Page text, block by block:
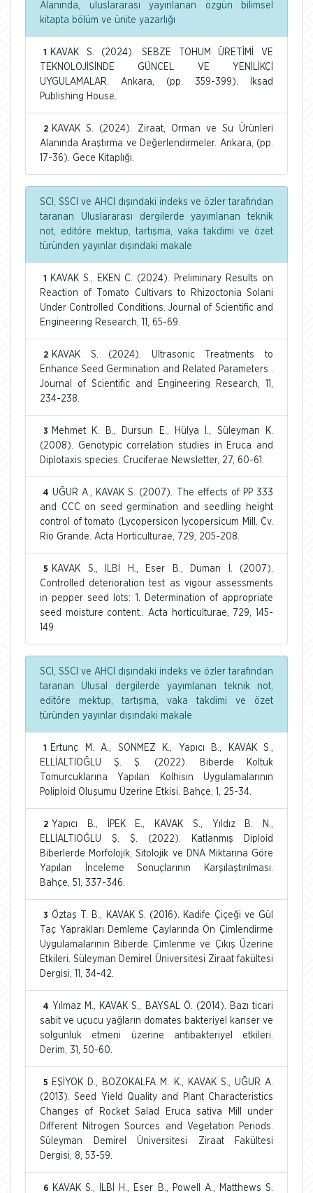
Alanında, uluslararası yayınlanan özgün bilimsel
kitapta bölüm ve ünite yazarlığı
1
KAVAK S. (2024). SEBZE TOHUM ÜRETİMİ VE
TEKNOLOJİSİNDE GÜNCEL VE YENİLİKÇİ
UYGULAMALAR. Ankara, (pp. 359-399). İksad
Publishing House.
2 KAVAK S. (2024). Ziraat, Orman ve Su Ürünleri
Alanında Araştırma ve Değerlendirmeler. Ankara, (pp.
17-36). Gece Kitaplığı.
SCI, SSCI ve AHCI dışındaki indeks ve özler tarafından
taranan Uluslararası dergilerde yayımlanan teknik
not, editöre mektup, tartışma, vaka takdimi ve özet
türünden yayınlar dışındaki makale
1
KAVAK S., EKEN C. (2024). Preliminary Results on
Reaction of Tomato Cultivars to Rhizoctonia Solani
Under Controlled Conditions. Journal of Scientific and
Engineering Research, 11, 65-69.
2 KAVAK S. (2024). Ultrasonic Treatments to
Enhance Seed Germination and Related Parameters .
Journal of Scientific and Engineering Research, 11,
234-238.
3
Mehmet K. B., Dursun E., Hülya İ., Süleyman K.
(2008). Genotypic correlation studies in Eruca and
Diplotaxis species. Cruciferae Newsletter, 27, 60-61.
4 UĞUR A., KAVAK S. (2007). The effects of PP 333
and CCC on seed germination and seedling height
control of tomato (Lycopersicon lycopersicum Mill. Cv.
Rio Grande. Acta Horticulturae, 729, 205-208.
5
KAVAK S., İLBİ H., Eser B., Duman İ. (2007).
Controlled deterioration test as vigour assessments
in pepper seed lots: 1. Determination of appropriate
seed moisture content.. Acta horticulturae, 729, 145-
149.
SCI, SSCI ve AHCI dışındaki indeks ve özler tarafından
taranan Ulusal dergilerde yayımlanan teknik not,
editöre mektup, tartışma, vaka takdimi ve özet
türünden yayınlar dışındaki makale
1
Ertunç M. A., SÖNMEZ K., Yapıcı B., KAVAK S.,
ELLİALTIOĞLU Ş. Ş. (2022). Biberde Koltuk
Tomurcuklarına Yapılan Kolhisin Uygulamalarının
Poliploid Oluşumu Üzerine Etkisi. Bahçe, 1, 25-34.
2 Yapıcı B., İPEK E., KAVAK S., Yıldız B. N.,
ELLİALTIOĞLU Ş. Ş. (2022). Katlanmış Diploid
Biberlerde Morfolojik, Sitolojik ve DNA Miktarına Göre
Yapılan İnceleme Sonuçlarının Karşılaştırılması.
Bahçe, 51, 337-346.
3 Öztaş T. B., KAVAK S. (2016). Kadife Çiçeği ve Gül
Taç Yaprakları Demleme Çaylarında Ön Çimlendirme
Uygulamalarının Biberde Çimlenme ve Çıkış Üzerine
Etkileri. Süleyman Demirel Üniversitesi Ziraat fakültesi
Dergisi, 11, 34-42.
4 Yılmaz M., KAVAK S., BAYSAL Ö. (2014). Bazı ticari
sabit ve uçucu yağların domates bakteriyel kanser ve
solgunluk etmeni üzerine antibakteriyel etkileri.
Derim, 31, 50-60.
5
EŞİYOK D., BOZOKALFA M. K., KAVAK S., UĞUR A.
(2013). Seed Yield Quality and Plant Characteristics
Changes of Rocket Salad Eruca sativa Mill under
Different Nitrogen Sources and Vegetation Periods.
Süleyman Demirel Üniversitesi Ziraat Fakültesi
Dergisi, 8, 53-59.
6 KAVAK S., İLBİ H., Eser B., Powell A., Matthews S.